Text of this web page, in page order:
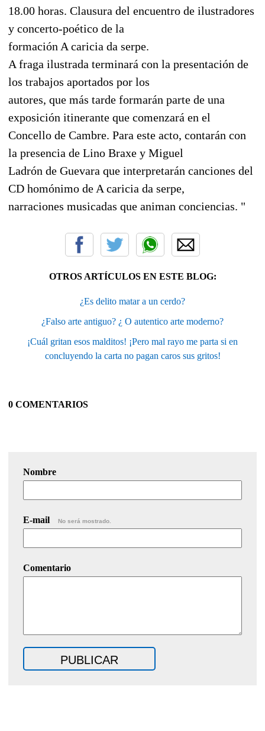
18.00 horas. Clausura del encuentro de ilustradores
y concerto-poético de la
formación A caricia da serpe.
A fraga ilustrada terminará con la presentación de
los trabajos aportados por los
autores, que más tarde formarán parte de una
exposición itinerante que comenzará en el
Concello de Cambre. Para este acto, contarán con
la presencia de Lino Braxe y Miguel
Ladrón de Guevara que interpretarán canciones del
CD homónimo de A caricia da serpe,
narraciones musicadas que animan conciencias. "
OTROS ARTÍCULOS EN ESTE BLOG:
¿Es delito matar a un cerdo?
¿Falso arte antiguo? ¿ O autentico arte moderno?
¡Cuál gritan esos malditos! ¡Pero mal rayo me parta si en
concluyendo la carta no pagan caros sus gritos!
0 COMENTARIOS
Nombre
E-mail No será mostrado.
Comentario